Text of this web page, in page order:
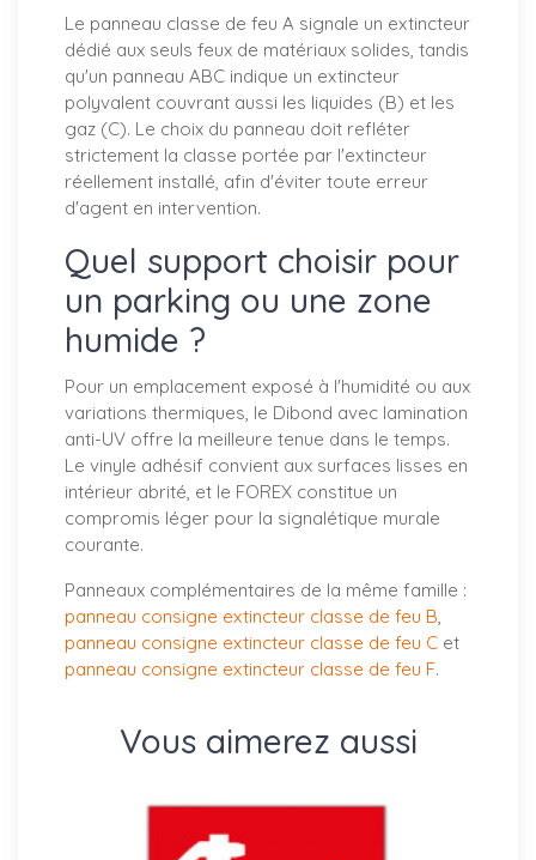
Le panneau classe de feu A signale un extincteur
dédié aux seuls feux de matériaux solides, tandis
qu'un panneau ABC indique un extincteur
polyvalent couvrant aussi les liquides (B) et les
gaz (C). Le choix du panneau doit refléter
strictement la classe portée par l'extincteur
réellement installé, afin d'éviter toute erreur
d'agent en intervention.
Quel support choisir pour
un parking ou une zone
humide ?
Pour un emplacement exposé à l'humidité ou aux
variations thermiques, le Dibond avec lamination
anti-UV offre la meilleure tenue dans le temps.
Le vinyle adhésif convient aux surfaces lisses en
intérieur abrité, et le FOREX constitue un
compromis léger pour la signalétique murale
courante.
Panneaux complémentaires de la même famille :
panneau consigne extincteur classe de feu B,
panneau consigne extincteur classe de feu C et
panneau consigne extincteur classe de feu F.
Vous aimerez aussi